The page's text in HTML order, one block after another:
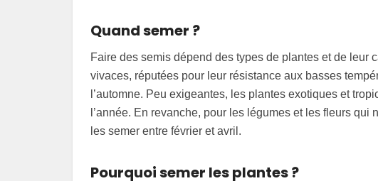
Quand semer ?
Faire des semis dépend des types de plantes et de leur
vivaces, réputées pour leur résistance aux basses
l’automne. Peu exigeantes, les plantes exotiques et
l’année. En revanche, pour les légumes et les fleurs
les semer entre février et avril.
Pourquoi semer les plantes ?